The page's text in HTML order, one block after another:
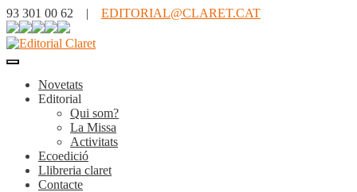
93 301 00 62 | EDITORIAL@CLARET.CAT
Novetats
Editorial
Qui som?
La Missa
Activitats
Ecoedició
Llibreria claret
Contacte